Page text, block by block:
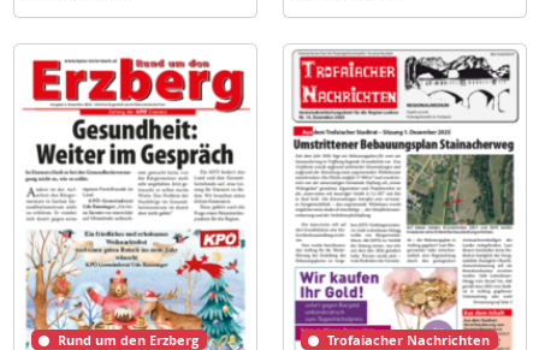
Rund um den Erzberg Trofaiacher Nachrichten